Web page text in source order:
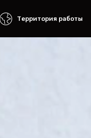
Территория работы